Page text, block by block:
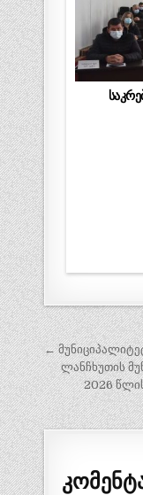
პოსტის
←
ლანჩხუთის
2026